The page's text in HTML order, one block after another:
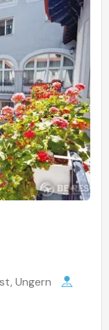
Ungern